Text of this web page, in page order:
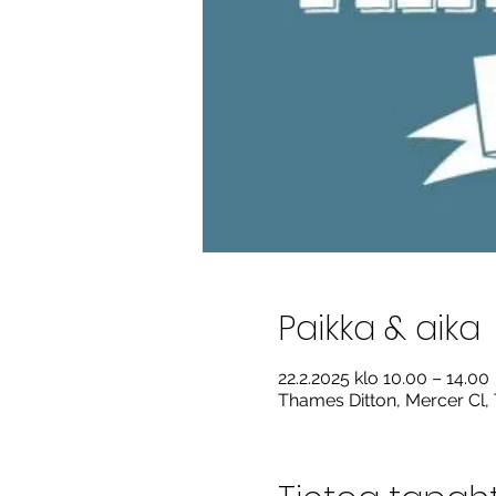
Paikka & aika
22.2.2025 klo 10.00 – 14.00
Thames Ditton, Mercer Cl,